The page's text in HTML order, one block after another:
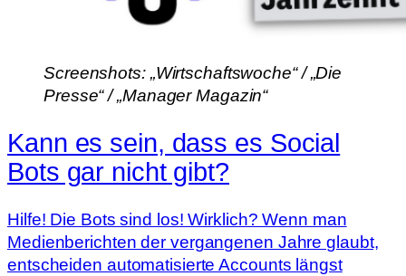
Screenshots: „Wirtschaftswoche“ / „Die
Presse“ / „Manager Magazin“
Kann es sein, dass es Social
Bots gar nicht gibt?
Hilfe! Die Bots sind los! Wirklich? Wenn man
Medienberichten der vergangenen Jahre glaubt,
entscheiden automatisierte Accounts längst